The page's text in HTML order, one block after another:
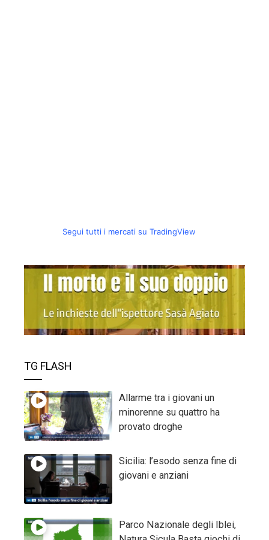
Segui tutti i mercati su TradingView
TG FLASH
Allarme tra i giovani un
minorenne su quattro ha
provato droghe
Sicilia: l’esodo senza fine di
giovani e anziani
Parco Nazionale degli Iblei,